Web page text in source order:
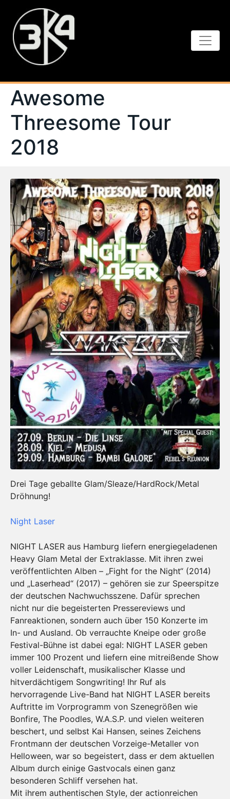
Awesome
Threesome Tour
2018
Drei Tage geballte Glam/Sleaze/HardRock/Metal
Dröhnung!
Night Laser
NIGHT LASER aus Hamburg liefern energiegeladenen
Heavy Glam Metal der Extraklasse. Mit ihren zwei
veröffentlichten Alben – „Fight for the Night“ (2014)
und „Laserhead“ (2017) – gehören sie zur Speerspitze
der deutschen Nachwuchsszene. Dafür sprechen
nicht nur die begeisterten Pressereviews und
Fanreaktionen, sondern auch über 150 Konzerte im
In- und Ausland. Ob verrauchte Kneipe oder große
Festival-Bühne ist dabei egal: NIGHT LASER geben
immer 100 Prozent und liefern eine mitreißende Show
voller Leidenschaft, musikalischer Klasse und
hitverdächtigem Songwriting! Ihr Ruf als
hervorragende Live-Band hat NIGHT LASER bereits
Auftritte im Vorprogramm von Szenegrößen wie
Bonfire, The Poodles, W.A.S.P. und vielen weiteren
beschert, und selbst Kai Hansen, seines Zeichens
Frontmann der deutschen Vorzeige-Metaller von
Helloween, war so begeistert, dass er dem aktuellen
Album durch einige Gastvocals einen ganz
besonderen Schliff versehen hat.
Mit ihrem authentischen Style, der actionreichen